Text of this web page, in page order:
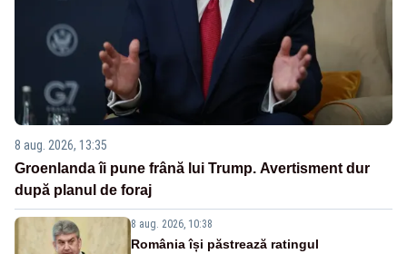
8 aug. 2026, 13:35
Groenlanda îi pune frână lui Trump. Avertisment dur
după planul de foraj
8 aug. 2026, 10:38
România își păstrează ratingul